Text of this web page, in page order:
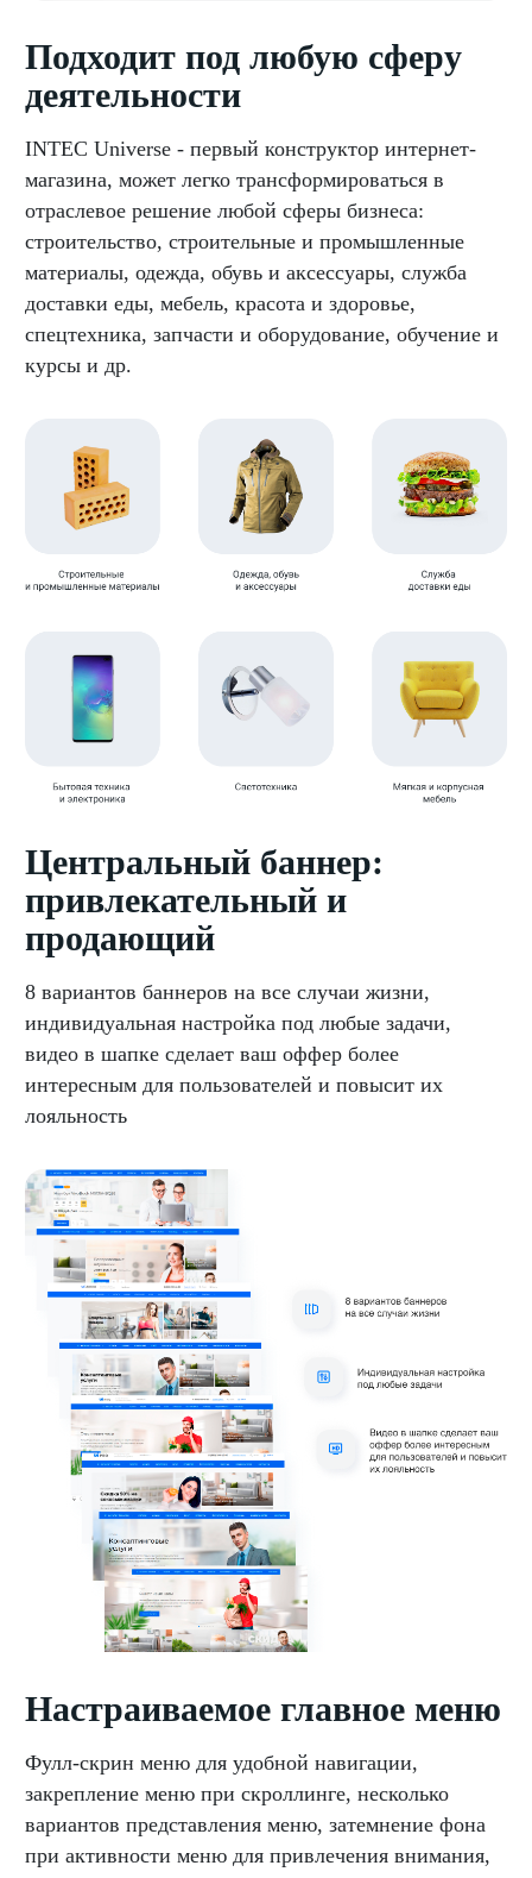
Подходит под любую сферу
деятельности
INTEC Universe - первый конструктор интернет-
магазина, может легко трансформироваться в
отраслевое решение любой сферы бизнеса:
строительство, строительные и промышленные
материалы, одежда, обувь и аксессуары, служба
доставки еды, мебель, красота и здоровье,
спецтехника, запчасти и оборудование, обучение и
курсы и др.
Центральный баннер:
привлекательный и
продающий
8 вариантов баннеров на все случаи жизни,
индивидуальная настройка под любые задачи,
видео в шапке сделает ваш оффер более
интересным для пользователей и повысит их
лояльность
Настраиваемое главное меню
Фулл-скрин меню для удобной навигации,
закрепление меню при скроллинге, несколько
вариантов представления меню, затемнение фона
при активности меню для привлечения внимания,